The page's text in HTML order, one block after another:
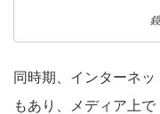
同時期、インターネ
もあり、メディア上で